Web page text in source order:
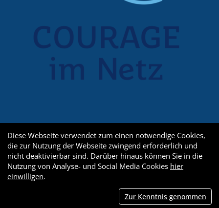
Diese Webseite verwendet zum einen notwendige Cookies,
die zur Nutzung der Webseite zwingend erforderlich und
nicht deaktivierbar sind. Darüber hinaus können Sie in die
Nutzung von Analyse- und Social Media Cookies hier
einwilligen.
Zur Kenntnis genommen